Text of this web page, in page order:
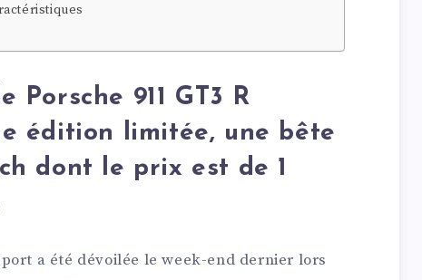
Porsche 911 GT3 R
édition limitée, une bête
dont le prix est de 1
a été dévoilée le week-end dernier lors